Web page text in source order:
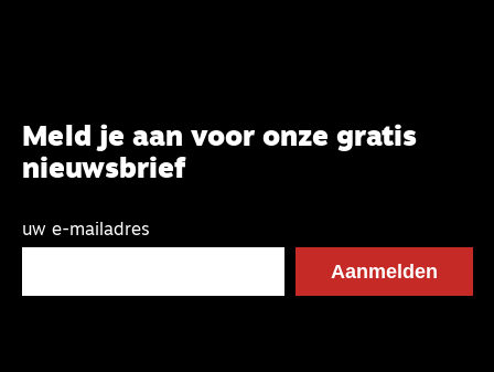
Meld je aan voor onze gratis
nieuwsbrief
uw e-mailadres